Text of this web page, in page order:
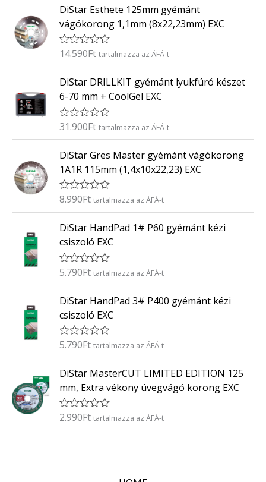
DiStar Esthete 125mm gyémánt
vágókorong 1,1mm (8x22,23mm) EXC
É
é
k
e
l
é
s
:
/
5
14.590Ft tartalmazza az ÁFÁ-t
DiStar DRILLKIT gyémánt lyukfúró készet
6-70 mm + CoolGel EXC
É
é
k
e
l
s
:
/
5
31.900Ft tartalmazza az ÁFÁ-t
DiStar Gres Master gyémánt vágókorong
1A1R 115mm (1,4x10x22,23) EXC
É
é
e
l
é
s
:
/
5
8.990Ft tartalmazza az ÁFÁ-t
DiStar HandPad 1# P60 gyémánt kézi
csiszoló EXC
É
é
e
l
é
s
:
/
5
5.790Ft tartalmazza az ÁFÁ-t
DiStar HandPad 3# P400 gyémánt kézi
csiszoló EXC
É
é
e
l
s
5.790Ft tartalmazza az ÁFÁ-t
DiStar MasterCUT LIMITED EDITION 125
mm, Extra vékony üvegvágó korong EXC
É
2.990Ft tartalmazza az ÁFÁ-t